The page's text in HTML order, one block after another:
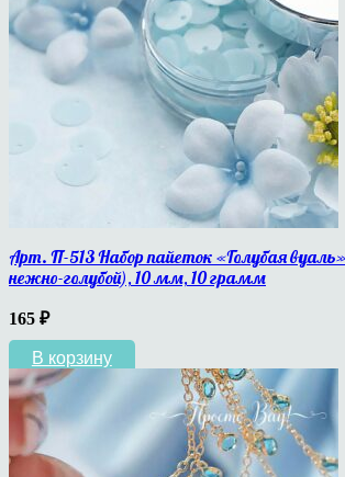
Арт. П-513 Набор пайеток «Голубая
нежно-голубой), 10 мм, 10 грамм
165 ₽
В корзину